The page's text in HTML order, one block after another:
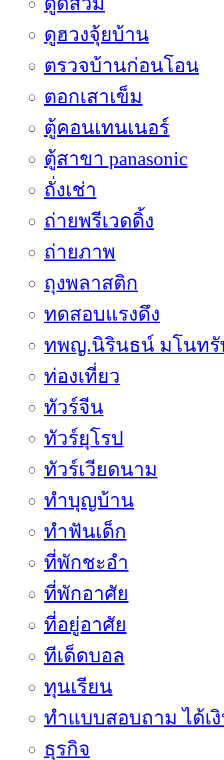
ดูฮวงจุ้ยบ้าน
ตรวจบ้านก่อนโอน
ตอกเสาเข็ม
ตู้คอนเทนเนอร์
ตู้สาขา panasonic
ถั่งเช่า
ถ่ายพรีเวดดิ้ง
ถ่ายภาพ
ถุงพลาสติก
ทดสอบแรงดึง
ทพญ.นิรินธน์ มโนท
ท่องเที่ยว
ทัวร์จีน
ทัวร์ยุโรป
ทัวร์เวียดนาม
ทำบุญบ้าน
ทำฟันเด็ก
ที่พักชะอำ
ที่พักอาศัย
ที่อยู่อาศัย
ทีเด็ดบอล
ทุนเรียน
ทําแบบสอบถาม ได้เ
ธุรกิจ